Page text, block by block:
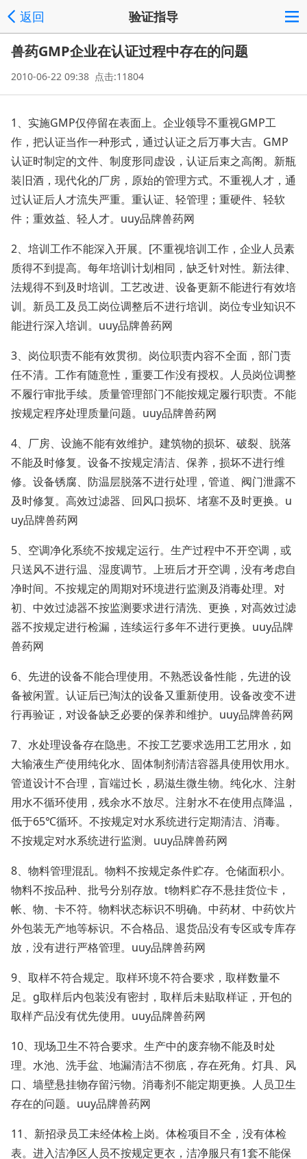
返回 验证指导
兽药GMP企业在认证过程中存在的问题
2010-06-22 09:38 点击:11804
1、实施GMP仅停留在表面上。企业领导不重视GMP工
作，把认证当作一种形式，通过认证之后万事大吉。GMP
认证时制定的文件、制度形同虚设，认证后束之高阁。新瓶
装旧酒，现代化的厂房，原始的管理方式。不重视人才，通
过认证后人才流失严重。重认证、轻管理；重硬件、轻软
件；重效益、轻人才。uuy品牌兽药网
2、培训工作不能深入开展。[不重视培训工作，企业人员素
质得不到提高。每年培训计划相同，缺乏针对性。新法律、
法规得不到及时培训。工艺改进、设备更新不能进行有效培
训。新员工及员工岗位调整后不进行培训。岗位专业知识不
能进行深入培训。uuy品牌兽药网
3、岗位职责不能有效贯彻。岗位职责内容不全面，部门责
任不清。工作有随意性，重要工作没有授权。人员岗位调整
不履行审批手续。质量管理部门不能按规定履行职责。不能
按规定程序处理质量问题。uuy品牌兽药网
4、厂房、设施不能有效维护。建筑物的损坏、破裂、脱落
不能及时修复。设备不按规定清洁、保养，损坏不进行维
修。设备锈腐、防温层脱落不进行处理，管道、阀门泄露不
及时修复。高效过滤器、回风口损坏、堵塞不及时更换。u
uy品牌兽药网
5、空调净化系统不按规定运行。生产过程中不开空调，或
只送风不进行温、湿度调节。上班后才开空调，没有考虑自
净时间。不按规定的周期对环境进行监测及消毒处理。对
初、中效过滤器不按监测要求进行清洗、更换，对高效过滤
器不按规定进行检漏，连续运行多年不进行更换。uuy品牌
兽药网
6、先进的设备不能合理使用。不熟悉设备性能，先进的设
备被闲置。认证后已淘汰的设备又重新使用。设备改变不进
行再验证，对设备缺乏必要的保养和维护。uuy品牌兽药网
7、水处理设备存在隐患。不按工艺要求选用工艺用水，如
大输液生产使用纯化水、固体制剂清洁容器具使用饮用水。
管道设计不合理，盲端过长，易滋生微生物。纯化水、注射
用水不循环使用，残余水不放尽。注射水不在使用点降温，
低于65℃循环。不按规定对水系统进行定期清洁、消毒。
不按规定对水系统进行监测。uuy品牌兽药网
8、物料管理混乱。物料不按规定条件贮存。仓储面积小。
物料不按品种、批号分别存放。t物料贮存不悬挂货位卡，
帐、物、卡不符。物料状态标识不明确。中药材、中药饮片
外包装无产地等标识。不合格品、退货品没有专区或专库存
放，没有进行严格管理。uuy品牌兽药网
9、取样不符合规定。取样环境不符合要求，取样数量不
足。g取样后内包装没有密封，取样后未贴取样证，开包的
取样产品没有优先使用。uuy品牌兽药网
10、现场卫生不符合要求。生产中的废弃物不能及时处
理。水池、洗手盆、地漏清洁不彻底，存在死角。灯具、风
口、墙壁悬挂物存留污物。消毒剂不能定期更换。人员卫生
存在的问题。uuy品牌兽药网
11、新招录员工未经体检上岗。体检项目不全，没有体检
表。进入洁净区人员不按规定更衣，洁净服只有1套不能保